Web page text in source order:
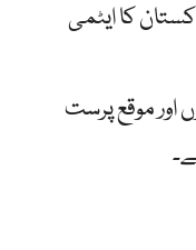
کا ایٹمی
اور موقع پرست